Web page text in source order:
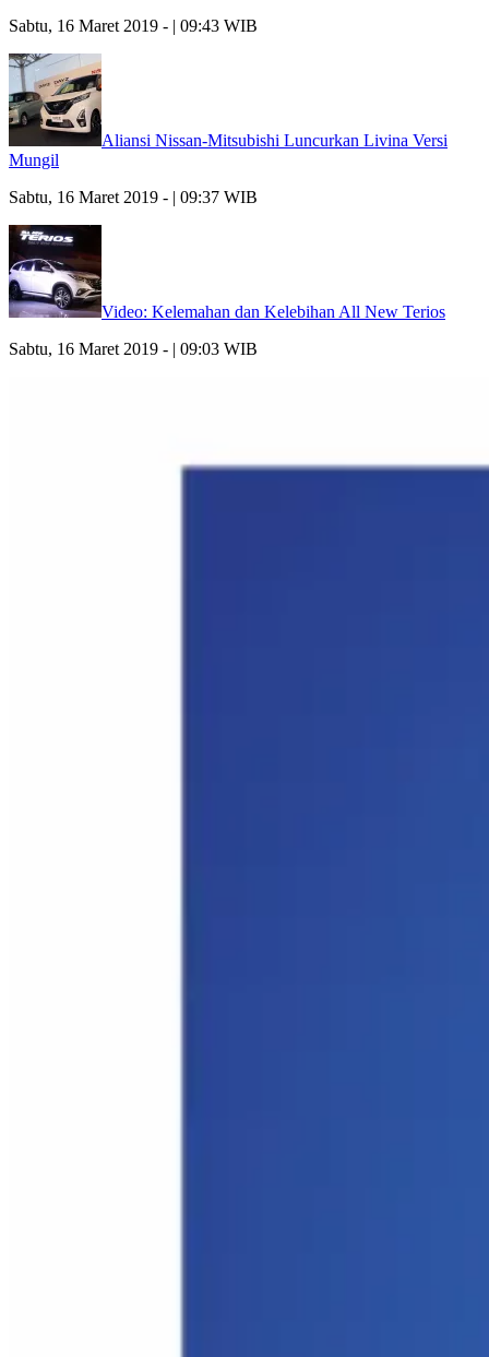
Sabtu, 16 Maret 2019 - | 09:43 WIB
Aliansi Nissan-Mitsubishi Luncurkan Livina Versi
Mungil
Sabtu, 16 Maret 2019 - | 09:37 WIB
Video: Kelemahan dan Kelebihan All New Terios
Sabtu, 16 Maret 2019 - | 09:03 WIB